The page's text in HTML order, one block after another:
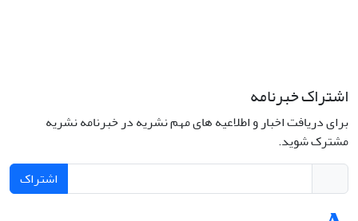
اشتراک خبرنامه
برای دریافت اخبار و اطلاعیه های مهم نشریه در خبرنامه نشریه
مشترک شوید.
اشتراک